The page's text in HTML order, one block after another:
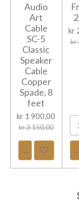
Audio
Art
Cable
SC-5
Classic
Speaker
Cable
Copper
Spade, 8
feet
kr 1 900,00
kr 3 150,00
Legg til
kr
kr